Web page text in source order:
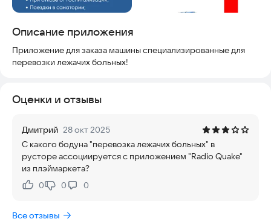
Описание приложения
Приложение для заказа машины специализированные для
перевозки лежачих больных!
Оценки и отзывы
Дмитрий 28 окт 2025
С какого бодуна "перевозка лежачих больных" в
русторе ассоциируется с приложением "Radio Quake"
из плэймаркета?
Нравится:
0Не нравится:
0 0
Все отзывы